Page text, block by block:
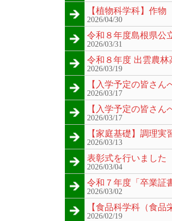
【植物科学科】作
2026/04/30
令和８年度島根県公
2026/03/31
令和８年度 出雲農
2026/03/19
【入学予定の皆さ
2026/03/17
【入学予定の皆さ
2026/03/17
【家庭基礎】調理実
2026/03/13
表彰式を行いました
2026/03/04
令和７年度「卒業証
2026/03/02
【食品科学科（食
2026/02/19